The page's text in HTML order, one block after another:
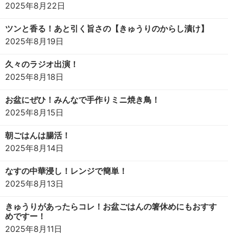
2025年8月22日
ツンと香る！あと引く旨さの【きゅうりのからし漬け】
2025年8月19日
久々のラジオ出演！
2025年8月18日
お盆にぜひ！みんなで手作りミニ焼き鳥！
2025年8月15日
朝ごはんは腸活！
2025年8月14日
なすの中華浸し！レンジで簡単！
2025年8月13日
きゅうりがあったらコレ！お盆ごはんの箸休めにもおすす
めですー！
2025年8月11日